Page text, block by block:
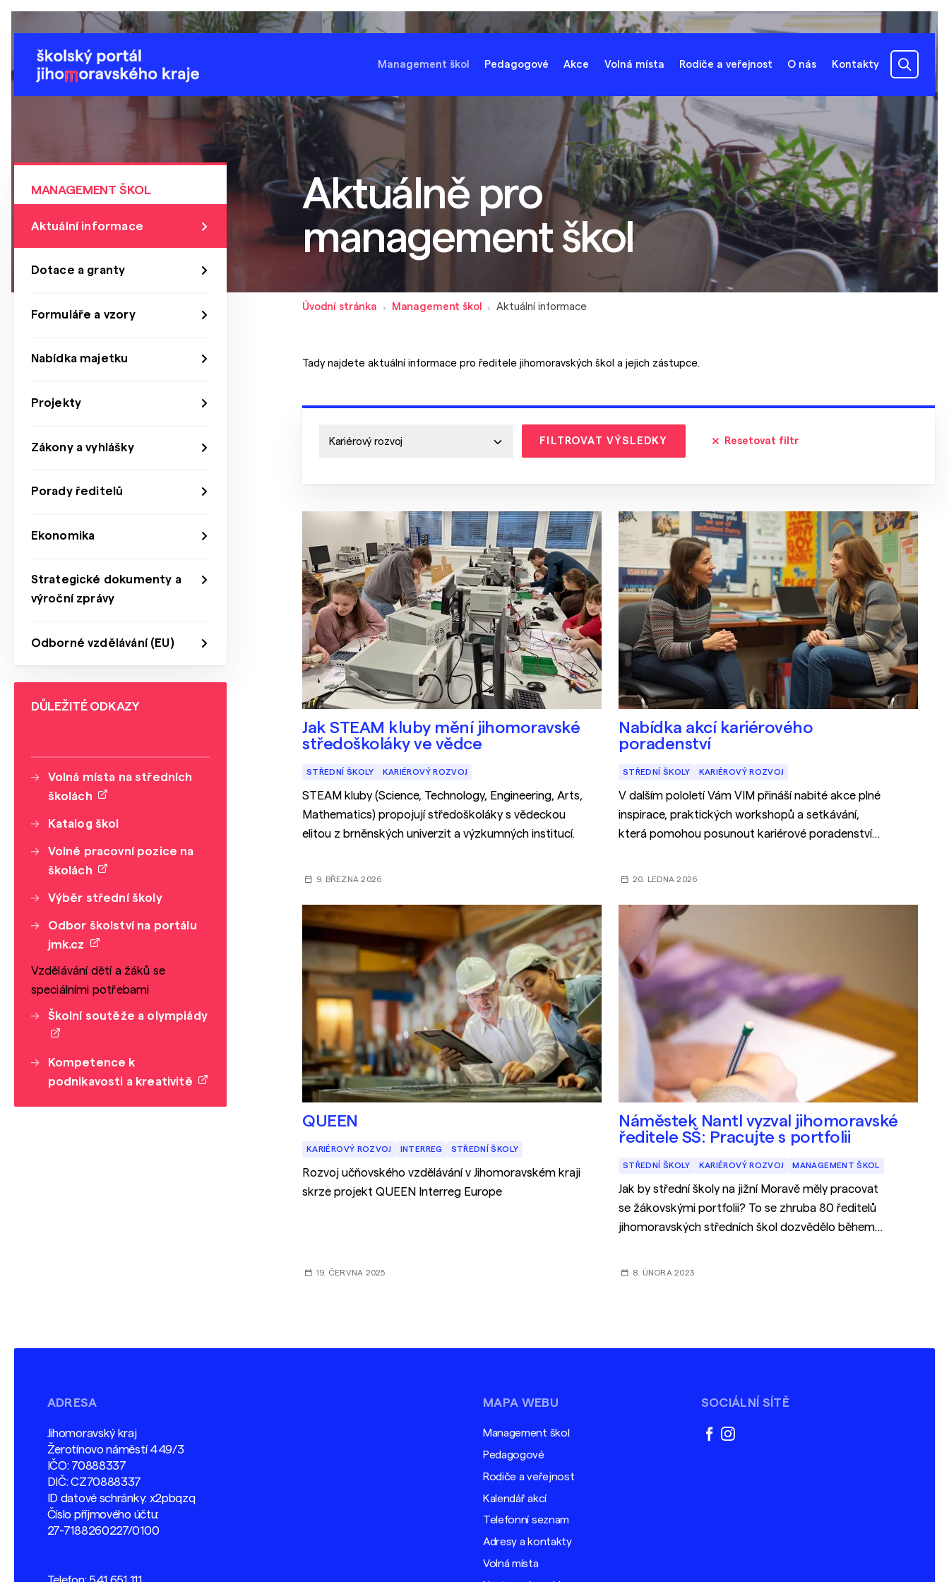
Management škol Pedagogové Akce Volná místa Rodiče a veřejnost O nás Kontakty
Aktuálně pro
management škol
Úvodní stránka Management škol Aktuální informace
Tady najdete aktuální informace pro ředitele jihomoravských škol a jejich zástupce.
FILTROVAT VÝSLEDKY Resetovat filtr
Jak STEAM kluby mění jihomoravské
středoškoláky ve vědce
STŘEDNÍ ŠKOLY KARIÉROVÝ ROZVOJ
STEAM kluby (Science, Technology, Engineering, Arts,
Mathematics) propojují středoškoláky s vědeckou
elitou z brněnských univerzit a výzkumných institucí.
9. BŘEZNA 2026
Nabídka akcí kariérového
poradenství
STŘEDNÍ ŠKOLY KARIÉROVÝ ROZVOJ
V dalším pololetí Vám VIM přináší nabité akce plné
inspirace, praktických workshopů a setkávání,
která pomohou posunout kariérové poradenství
20. LEDNA 2026
QUEEN
KARIÉROVÝ ROZVOJ INTERREG STŘEDNÍ ŠKOLY
Rozvoj učňovského vzdělávání v Jihomoravském kraji
skrze projekt QUEEN Interreg Europe
19. ČERVNA 2025
Náměstek Nantl vyzval jihomoravské
ředitele SŠ: Pracujte s portfolii
STŘEDNÍ ŠKOLY KARIÉROVÝ ROZVOJ MANAGEMENT ŠKOL
Jak by střední školy na jižní Moravě měly pracovat
se žákovskými portfolii? To se zhruba 80 ředitelů
jihomoravských středních škol dozvědělo během
Jihomoravského kraje v ulici Cejl. Se zaváděním
8. ÚNORA 2023
MANAGEMENT ŠKOL
Aktuální informace
Dotace a granty
Formuláře a vzory
Nabídka majetku
Projekty
Zákony a vyhlášky
Porady ředitelů
Ekonomika
Strategické dokumenty a
výroční zprávy
Odborné vzdělávání (EU)
DŮLEŽITÉ ODKAZY
Volná místa na středních
školách
Katalog škol
Volné pracovní pozice na
školách
Výběr střední školy
Odbor školství na portálu
jmk.cz
Vzdělávání dětí a žáků se
speciálními potřebami
Školní soutěže a olympiády
Kompetence k
podnikavosti a kreativitě
ADRESA
Jihomoravský kraj
Žerotínovo náměstí 449/3
IČO: 70888337
DIČ: CZ70888337
ID datové schránky: x2pbqzq
Číslo příjmového účtu:
27-7188260227/0100
MAPA WEBU
Management škol
Pedagogové
Rodiče a veřejnost
Kalendář akcí
Telefonní seznam
Adresy a kontakty
Volná místa
SOCIÁLNÍ SÍTĚ
facebook
instagram